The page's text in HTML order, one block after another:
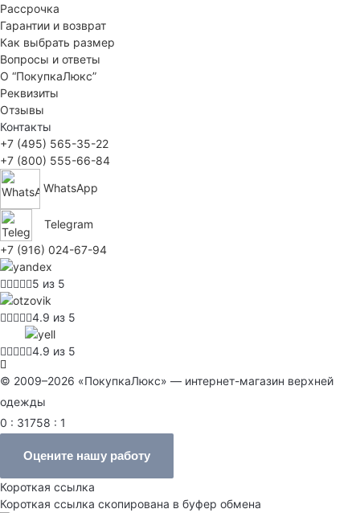
Рассрочка
Гарантии и возврат
Как выбрать размер
Вопросы и ответы
О “ПокупкаЛюкс”
Реквизиты
Отзывы
Контакты
+7 (495) 565-35-22
+7 (800) 555-66-84
WhatsApp
Telegram
+7 (916) 024-67-94
5 из 5
4.9 из 5
4.9 из 5
© 2009–2026 «ПокупкаЛюкс» — интернет-магазин верхней
одежды
0 : 31758 : 1
Оцените нашу работу
Короткая ссылка
Короткая ссылка скопирована в буфер обмена